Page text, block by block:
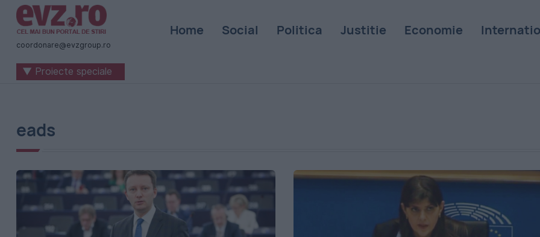
Știri
naționale
internaționale
România
-
Zilei
coordonare@evzgroup.ro
Home Social Politica Justitie Economie
▼ Proiecte speciale
eads